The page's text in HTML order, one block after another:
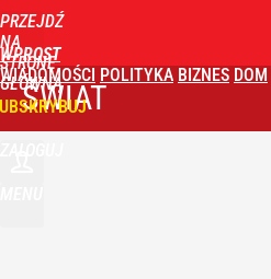
PRZEJDŹ
NA
STRONĘ
GŁÓWNĄ
WPROST
WIADOMOŚCI POLITYKA BIZNES DOM
ŚWIAT